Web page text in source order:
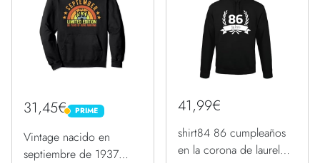
31,45€ PRIME
PRIME
Vintage nacido en
septiembre de 1937
41,99€
shirt84 86 cumpleaños
en la corona de laurel